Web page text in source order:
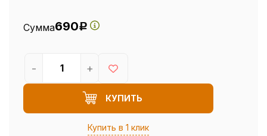
Сумма690Р
КУПИТЬ
Купить в 1 клик
- +